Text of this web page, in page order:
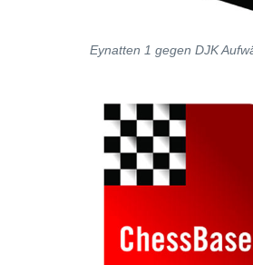
Eynatten 1 gegen DJK